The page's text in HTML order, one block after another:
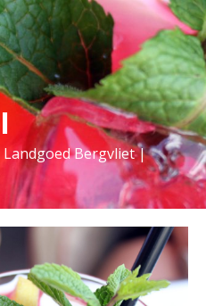
Landgoed Bergvliet |